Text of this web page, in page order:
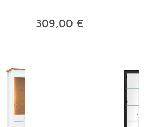
309,00 €